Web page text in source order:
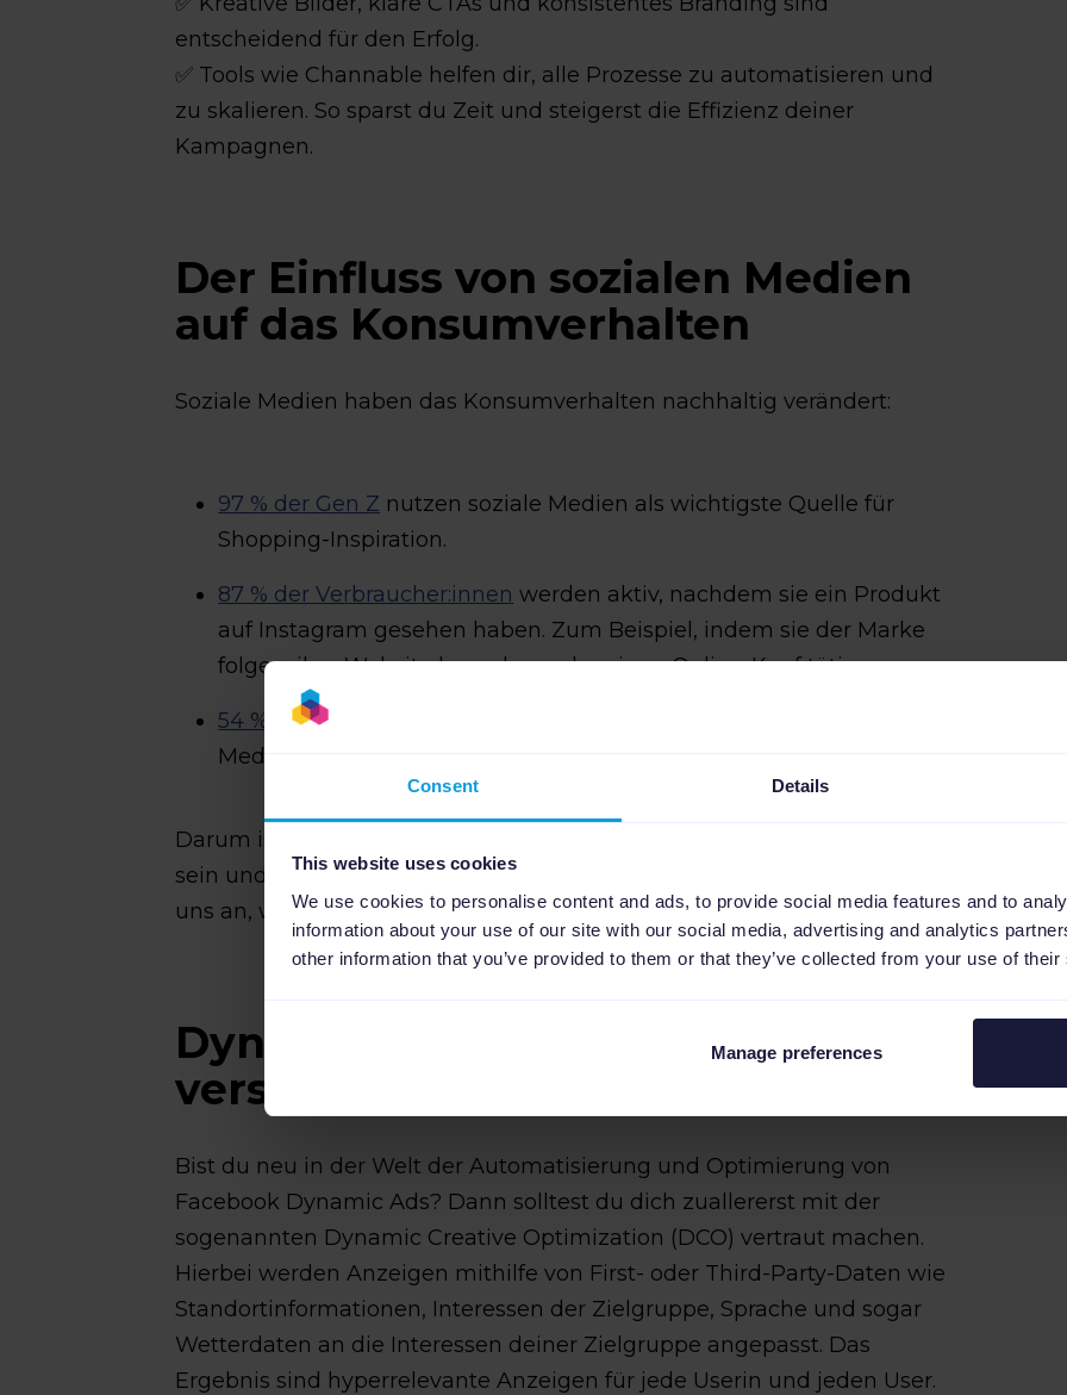
Consent Details
This website uses cookies
We use cookies to personalise content and ads, to provide social media features and to
information about your use of our site with our social media, advertising and analytics
other information that you’ve provided to them or that they’ve collected from your use of
Manage preferences
entscheidend für den Erfolg.
✅ Tools wie Channable helfen dir, alle Prozesse zu automatisieren und
zu skalieren. So sparst du Zeit und steigerst die Effizienz deiner
Kampagnen.
Der Einfluss von sozialen Medien
auf das Konsumverhalten
Soziale Medien haben das Konsumverhalten nachhaltig verändert:
97 % der Gen Z nutzen soziale Medien als wichtigste Quelle für
Shopping-Inspiration.
87 % der Verbraucher:innen werden aktiv, nachdem sie ein Produkt
auf Instagram gesehen haben. Zum Beispiel, indem sie der Marke
folgen, ihre Website besuchen oder einen Online-Kauf tätigen.
54 % aller Social Media-Nutzer:innen
Medien über Produkte, die sie kaufen möchten.
Darum ist es entscheidend, in sozialen Medien präsent und sichtbar zu
sein und eine aktive, begeisterte Community aufzubauen. Schauen wir
uns an, wie Facebook Dynamic Ads genau dabei helfen.
Dynamic Creative Optimization
verstehen
Bist du neu in der Welt der Automatisierung und Optimierung von
Facebook Dynamic Ads? Dann solltest du dich zuallererst mit der
sogenannten Dynamic Creative Optimization (DCO) vertraut machen.
Hierbei werden Anzeigen mithilfe von First- oder Third-Party-Daten wie
Standortinformationen, Interessen der Zielgruppe, Sprache und sogar
Wetterdaten an die Interessen deiner Zielgruppe angepasst. Das
Ergebnis sind hyperrelevante Anzeigen für jede Userin und jeden User.